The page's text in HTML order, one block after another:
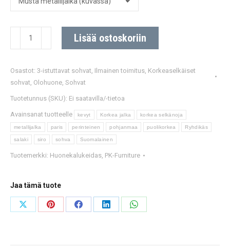
3-
sohva
Oma-
tai
Piko-
kangasverhoiltu.
Useita
värivaihtoehtoja.
Lisää ostoskoriin
Osastot: 3-istuttavat sohvat, Ilmainen toimitus, Korkeaselkäiset
sohvat, Olohuone, Sohvat
Tuotetunnus (SKU): Ei saatavilla/-tietoa
Avainsanat tuotteelle kevyt Korkea jalka korkea selkänoja
metallijalka paris perinteinen pohjanmaa puolikorkea Ryhdikäs
salaki siro sohva Suomalainen
Tuotemerkki: Huonekalukeidas, PK-Furniture
Jaa tämä tuote
Share
Share
Share
Share
Share